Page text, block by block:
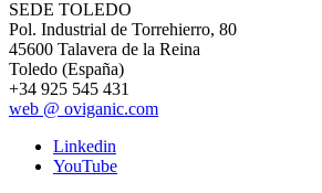
SEDE TOLEDO
Pol. Industrial de Torrehierro, 80
45600 Talavera de la Reina
Toledo (España)
+34 925 545 431
web @ oviganic.com
Linkedin
YouTube